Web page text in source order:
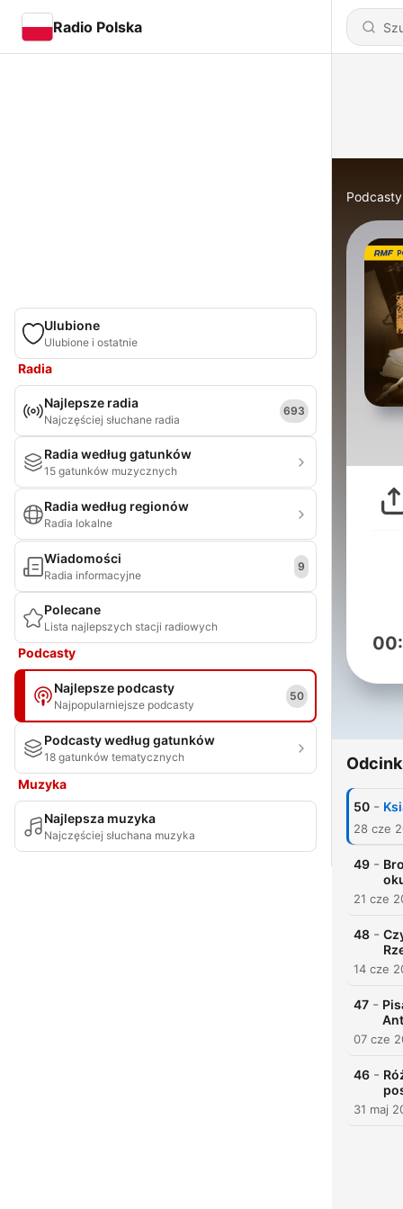
Radio Polska
Ulubione
Ulubione i ostatnie
Radia
Najlepsze radia
Najczęściej słuchane radia
693
Radia według gatunków
15 gatunków muzycznych
Radia według regionów
Radia lokalne
Wiadomości
Radia informacyjne
9
Polecane
Lista najlepszych stacji radiowych
Podcasty
Najlepsze podcasty
Najpopularniejsze podcasty
50
Podcasty według gatunków
18 gatunków tematycznych
Muzyka
Najlepsza muzyka
Najczęściej słuchana muzyka
Podcasty
50 -
28 cze
49 -
21 cze
48 -
14 cze
47 -
07 cze
46 -
31 maj